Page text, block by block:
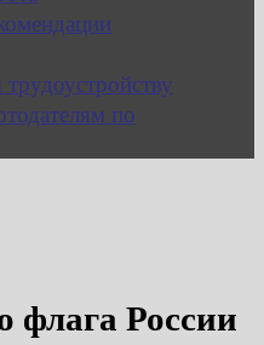
по
флага России